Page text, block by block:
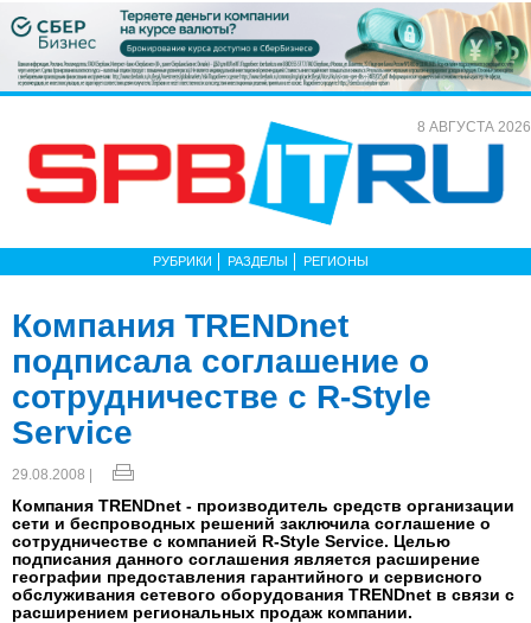
8 АВГУСТА 2026
РУБРИКИ РАЗДЕЛЫ РЕГИОНЫ
Компания TRENDnet
подписала соглашение о
сотрудничестве с R-Style
Service
29.08.2008 |
Компания TRENDnet - производитель средств организации
сети и беспроводных решений заключила соглашение о
сотрудничестве с компанией R-Style Service. Целью
подписания данного соглашения является расширение
географии предоставления гарантийного и сервисного
обслуживания сетевого оборудования TRENDnet в связи с
расширением региональных продаж компании.